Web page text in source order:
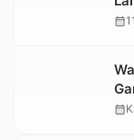
calendar_month
calendar_month